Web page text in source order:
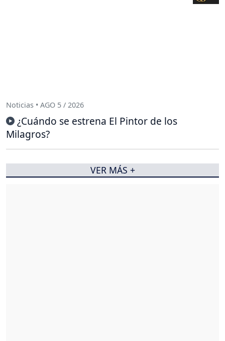
Noticias • AGO 5 / 2026
¿Cuándo se estrena El Pintor de los
Milagros?
VER MÁS +